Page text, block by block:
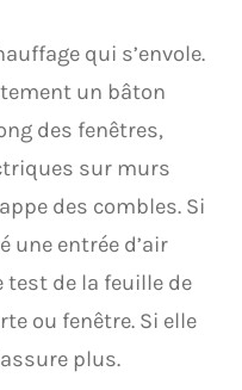
qui s’envole.
un bâton
des fenêtres,
sur murs
des combles. Si
une entrée d’air
test de la feuille de
ou fenêtre. Si elle
plus.